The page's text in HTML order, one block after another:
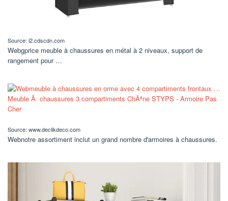
Source: i2.cdscdn.com
Webgprice meuble à chaussures en métal à 2 niveaux, support de
rangement pour …
Source: www.declikdeco.com
Webnotre assortiment inclut un grand nombre d'armoires à chaussures.